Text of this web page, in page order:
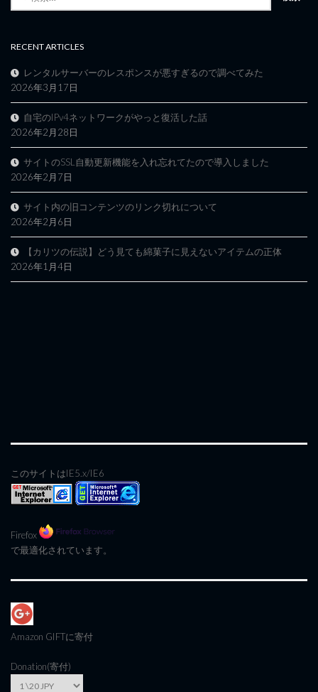
RECENT ARTICLES
レンタルサーバーのレスポンスが悪すぎるので調べてみた
2026年3月17日
自宅のIPv4ネットワークがやっと復活した話
2026年2月28日
サイトのSSL自動更新機能を入れ忘れてたので導入しました
2026年2月7日
サイト内の旧コンテンツのリンク切れについて
2026年2月6日
【カリツの伝説】どう見ても綿菓子に見えないアイテムの正体
2026年1月4日
このサイトはIE5.x/IE6
Firefox
で最適化されています。
Amazon GIFTに寄付
Donation(寄付)